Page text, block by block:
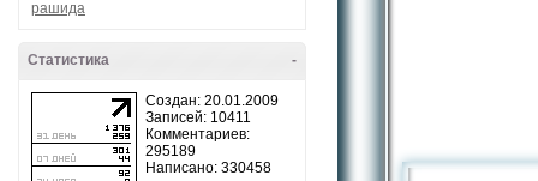
рашида
-
Статистика
Создан: 20.01.2009
Записей: 10411
Комментариев:
295189
Написано: 330458